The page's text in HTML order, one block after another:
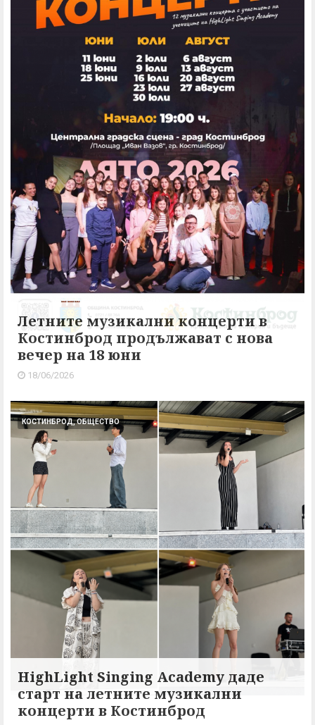
Летните музикални концерти в
Костинброд продължават с нова
вечер на 18 юни
18/06/2026
КОСТИНБРОД, ОБЩЕСТВО
HighLight Singing Academy даде
старт на летните музикални
концерти в Костинброд